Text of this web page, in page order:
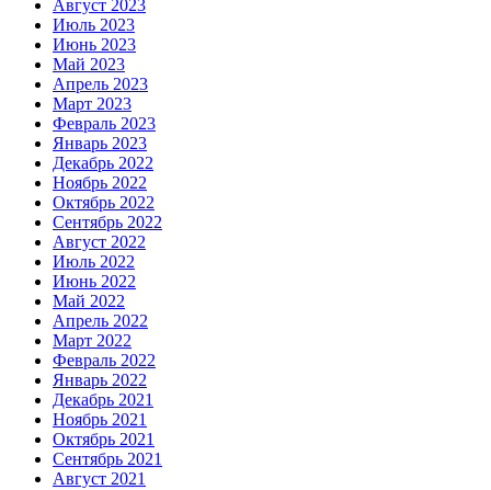
Август 2023
Июль 2023
Июнь 2023
Май 2023
Апрель 2023
Март 2023
Февраль 2023
Январь 2023
Декабрь 2022
Ноябрь 2022
Октябрь 2022
Сентябрь 2022
Август 2022
Июль 2022
Июнь 2022
Май 2022
Апрель 2022
Март 2022
Февраль 2022
Январь 2022
Декабрь 2021
Ноябрь 2021
Октябрь 2021
Сентябрь 2021
Август 2021